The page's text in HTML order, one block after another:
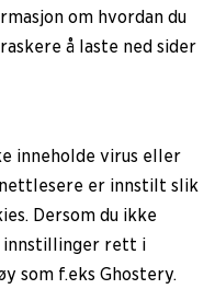
om hvordan du
å laste ned sider
inneholde virus eller
er innstilt slik
Dersom du ikke
innstillinger rett i
som f.eks Ghostery.